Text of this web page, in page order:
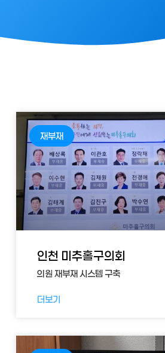
재부재
인천 미추홀구의회
의원 재부재 시스템 구축
더보기